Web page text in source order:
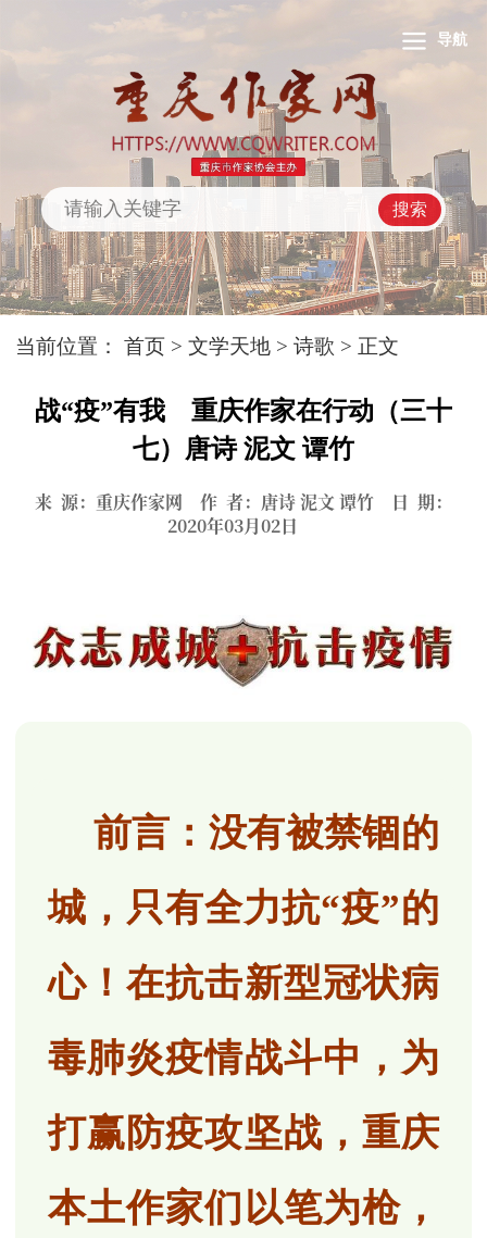
导航
搜索
当前位置：首页 >文学天地 >诗歌 > 正文
战“疫”有我 重庆作家在行动（三十
七）唐诗 泥文 谭竹
来 源：重庆作家网 作 者：唐诗 泥文 谭竹 日 期：
2020年03月02日
前言：没有被禁锢的
城，只有全力抗“疫”的
心！在抗击新型冠状病
毒肺炎疫情战斗中，为
打赢防疫攻坚战，重庆
本土作家们以笔为枪，